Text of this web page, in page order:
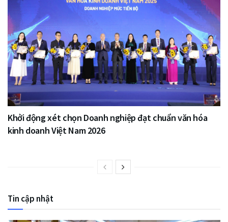
Khởi động xét chọn Doanh nghiệp đạt chuẩn văn hóa
kinh doanh Việt Nam 2026
Tin cập nhật